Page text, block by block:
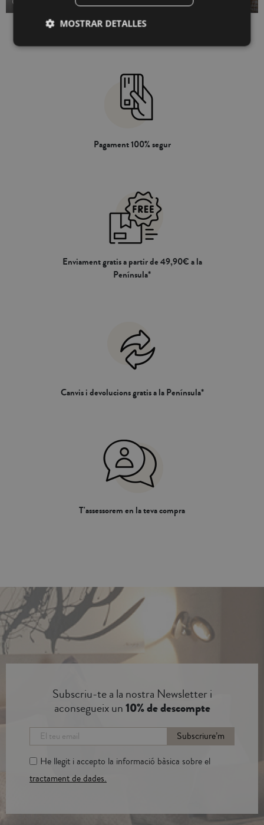
persones de constitució gran que
dormen de panxa enlaire.
Pagament 100% segur
Enviament gratis a partir de 49,90€ a la
Península*
Canvis i devolucions gratis a la Península*
T'assessorem en la teva compra
Subscriu-te a la nostra Newsletter i
aconsegueix un10% de descompte
Subscriure’m
He llegit i accepto la informació bàsica sobre el
tractament de dades.
MOSTRAR DETALLES